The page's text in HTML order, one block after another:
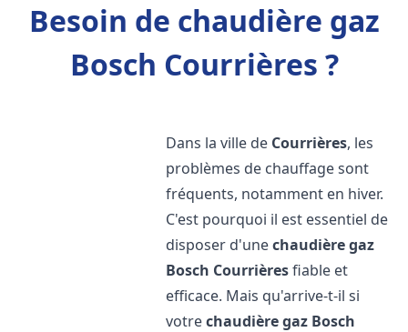
Besoin de chaudière gaz
Bosch Courrières ?
Dans la ville de Courrières, les
problèmes de chauffage sont
fréquents, notamment en hiver.
C'est pourquoi il est essentiel de
disposer d'unechaudière gaz
Bosch Courrièresfiable et
efficace. Mais qu'arrive-t-il si
votrechaudière gaz Bosch